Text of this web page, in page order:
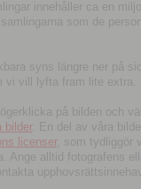
innehåller ca en
som de
syns längre ner på
vi vill lyfta fram lite extra.
på bilden och
bilder. En del av våra
licenser, som tydliggör
alltid fotografens